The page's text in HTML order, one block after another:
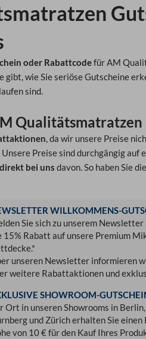
oder Rabattcodefür AM
gibt, wie Sie seriöse Gutscheine
sind.
Qualitätsmatratzen
, da wir unsere Preise
Preise sind durchgängig auf
direkt bei uns davon. So haben Sie
sparen:
WILLKOMMENS-
Sie sich zu unserem
15% Rabatt auf unsere Premium
unseren Newsletter informieren
weitere Rabattaktionen und
SHOWROOM-
Ort in unseren Showrooms in
und Zürich erhalten Sie einen
von 10 € für den Kauf Ihres